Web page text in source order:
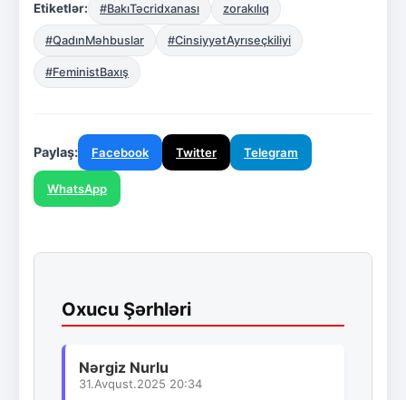
Etiketlər: #BakıTəcridxanası zorakılıq
#QadınMəhbuslar #CinsiyyətAyrıseçkiliyi
#FeministBaxış
Paylaş: Facebook Twitter Telegram
WhatsApp
Oxucu Şərhləri
Nərgiz Nurlu
31.Avqust.2025 20:34